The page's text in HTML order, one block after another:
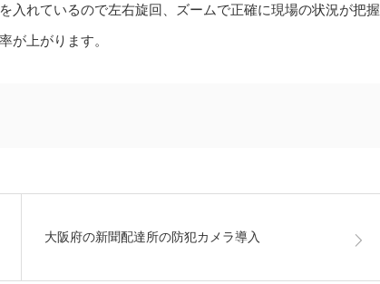
入れているので左右旋回、ズームで正確に現場の状況が把握
が上がります。
大阪府の新聞配達所の防犯カメラ導入